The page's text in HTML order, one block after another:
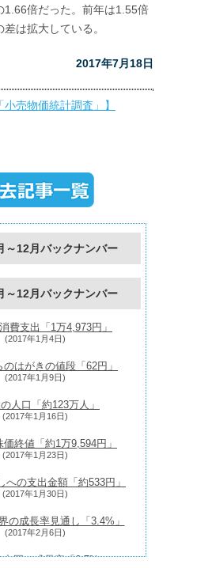
1.66倍だった。前年は1.55倍
は拡大している。
2017年7月18日
小売物価統計調査」】
～12月バックナンバー
～12月バックナンバー
費支出「1万4,973円」
(2017年1月4日)
はがきの値段「62円」
(2017年1月9日)
人口「約123万人」
(2017年1月16日)
終値「約1万9,594円」
(2017年1月23日)
への支出金額「約533円」
(2017年1月30日)
の成長率見通し「3.4%」
(2017年2月6日)
中国の成長率「6.7%」